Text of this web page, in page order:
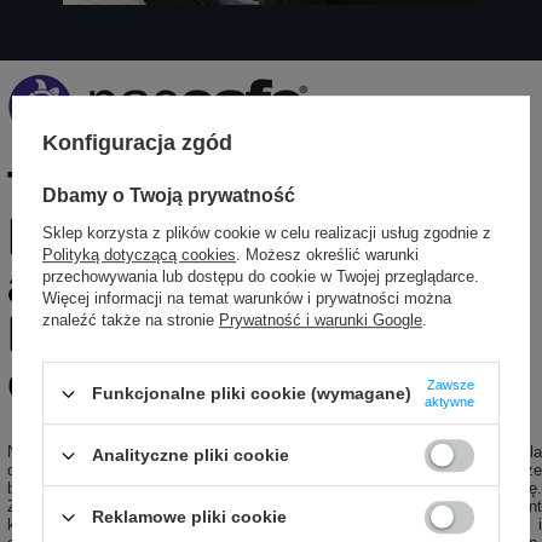
Torba miejska na
laptopa
antykradzieżowa
Pacsafe EXP -
ciemnoszara
Nowość w rodzinie EXP! Wszechstronność to kluczowa cecha dla
doświadczonych podróżników, dlatego ta hybrydowa torba na laptopa może
być noszona zarówno jako torba na ramię, jak i plecak na jedno ramię.
Zaawansowana technologia antykradzieżowa, wbudowana w każdy element
konstrukcji, zapewnia maksymalne bezpieczeństwo Twoich urządzeń i
Konfiguracja zgód
Dbamy o Twoją prywatność
Sklep korzysta z plików cookie w celu realizacji usług zgodnie z
Polityką dotyczącą cookies. Możesz określić warunki
przechowywania lub dostępu do cookie w Twojej przeglądarce.
Więcej informacji na temat warunków i prywatności można
znaleźć także na stronie Prywatność i warunki Google.
Funkcjonalne pliki cookie (wymagane)
Zawsze
aktywne
Analityczne pliki cookie
Reklamowe pliki cookie